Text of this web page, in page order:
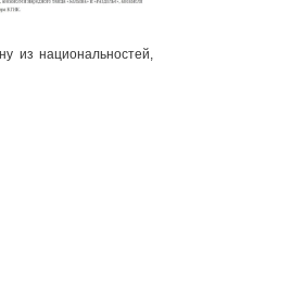
из национальностей,